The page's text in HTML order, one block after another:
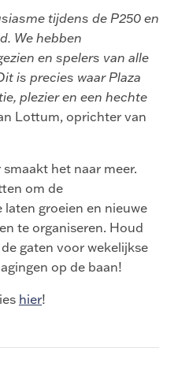
tijdens de P250 en
We hebben
en spelers van alle
is precies waar Plaza
plezier en een hechte
Lottum, oprichter van
het naar meer.
om de
groeien en nieuwe
te organiseren. Houd
gaten voor wekelijkse
op de baan!
hier!